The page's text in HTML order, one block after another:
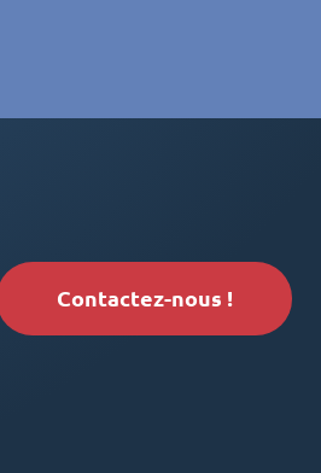
Contactez-nous !